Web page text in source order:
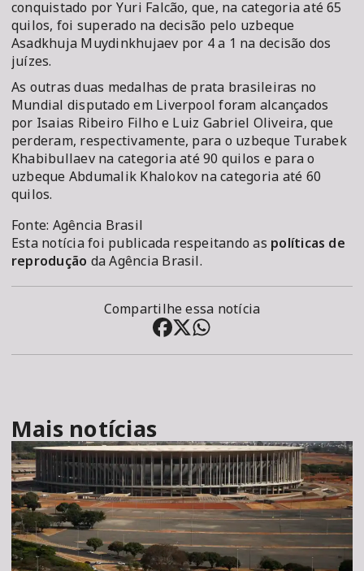
conquistado por Yuri Falcão, que, na categoria até 65
quilos, foi superado na decisão pelo uzbeque
Asadkhuja Muydinkhujaev por 4 a 1 na decisão dos
juízes.
As outras duas medalhas de prata brasileiras no
Mundial disputado em Liverpool foram alcançados
por Isaias Ribeiro Filho e Luiz Gabriel Oliveira, que
perderam, respectivamente, para o uzbeque Turabek
Khabibullaev na categoria até 90 quilos e para o
uzbeque Abdumalik Khalokov na categoria até 60
quilos.
Fonte: Agência Brasil
Esta notícia foi publicada respeitando as políticas de
reprodução da Agência Brasil.
Compartilhe essa notícia
Mais notícias